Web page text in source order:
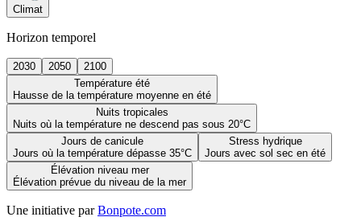
Climat
Horizon temporel
2030 2050
2100
Température été
Hausse de la température moyenne en été
Nuits tropicales
Nuits où la température ne descend pas sous 20°C
Jours de canicule
Jours où la température dépasse 35°C
Stress hydrique
Jours avec sol sec en été
Élévation niveau mer
Élévation prévue du niveau de la mer
Une initiative par Bonpote.com